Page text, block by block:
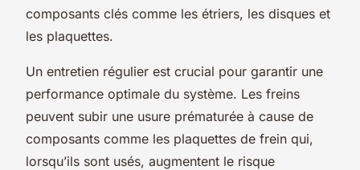
composants clés comme les étriers, les disques et
les plaquettes.
Un entretien régulier est crucial pour garantir une
performance optimale du système. Les freins
peuvent subir une usure prématurée à cause de
composants comme les plaquettes de frein qui,
lorsqu’ils sont usés, augmentent le risque